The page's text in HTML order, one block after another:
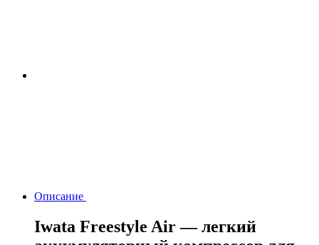
Описание
Iwata Freestyle Air — легкий